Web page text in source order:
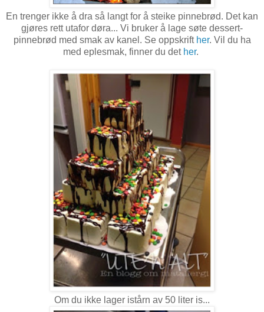
En trenger ikke å dra så langt for å steike pinnebrød. Det kan
gjøres rett utafor døra... Vi bruker å lage søte dessert-
pinnebrød med smak av kanel. Se oppskrift her. Vil du ha
med eplesmak, finner du det her.
Om du ikke lager istårn av 50 liter is...